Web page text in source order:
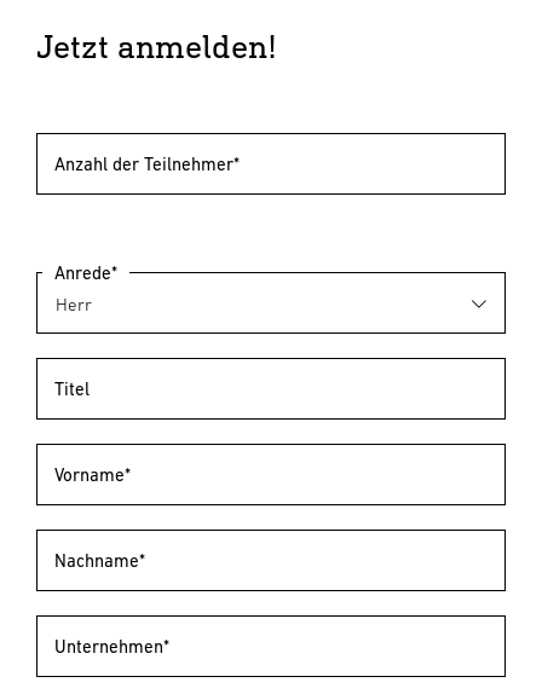
Jetzt anmelden!
Anzahl der Teilnehmer*
Anrede*
Titel
Vorname*
Nachname*
Unternehmen*